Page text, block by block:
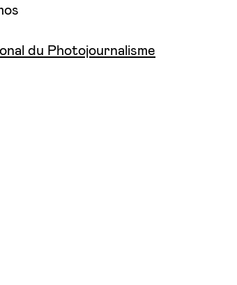
du Photojournalisme